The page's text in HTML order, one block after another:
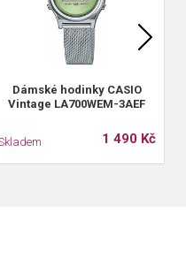
Dámské hodinky CASIO
Vintage LA700WEM-3AEF
1 490 Kč